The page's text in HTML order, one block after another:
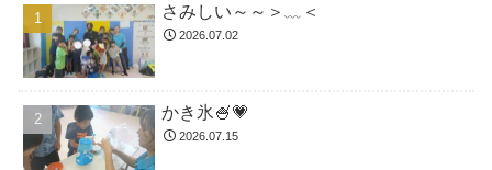
さみしい～～＞﹏＜
2026.07.02
かき氷🍧💗
2026.07.15